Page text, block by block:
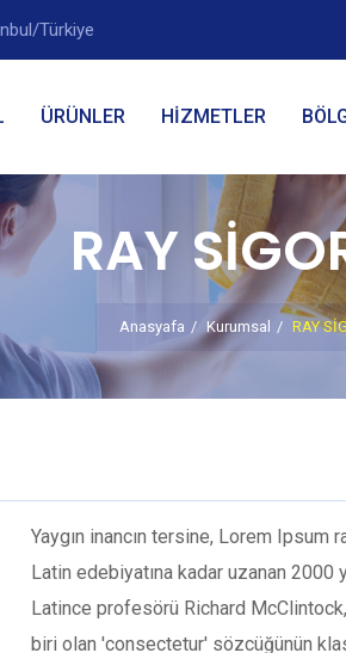
Türkiye
ÜRÜNLER HİZMETLER
RAY
Anasyafa Kurumsal RAY
Yaygın inancın tersine, Lorem
Latin edebiyatına kadar uzanan 2000
Latince profesörü Richard
biri olan 'consectetur' sözcüğünün